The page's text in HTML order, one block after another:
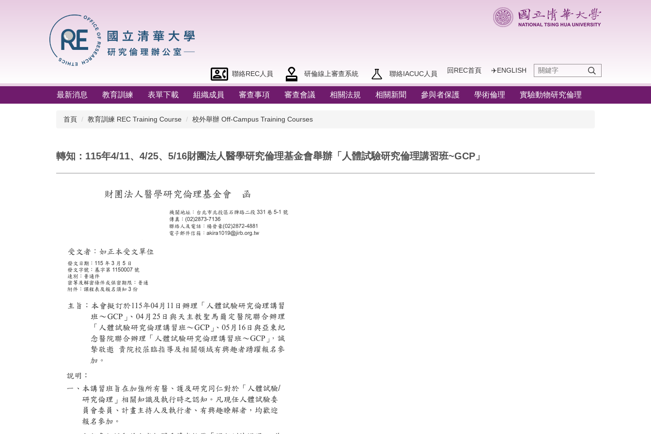
聯絡REC人員 研倫線上審查系統 聯絡IACUC人員 回REC首頁 ✈️ENGLISH
最新消息 教育訓練 表單下載 組織成員 審查事項 審查會議 相關法規 相關新聞 參與者保護 學術倫理 實驗動物研究倫理
首頁 教育訓練 REC Training Course 校外舉辦 Off-Campus Training Courses
轉知：115年4/11、4/25、5/16財團法人醫學研究倫理基金會舉辦「人體試驗研究倫理講習班~GCP」